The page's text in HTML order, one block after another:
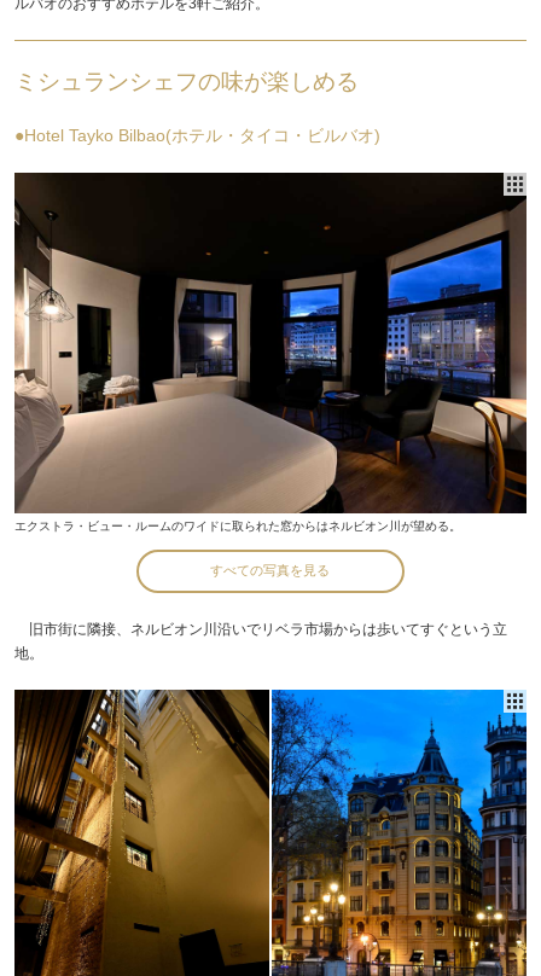
ミシュランシェフの味が楽しめる
●Hotel Tayko Bilbao(ホテル・タイコ・ビルバオ)
エクストラ・ビュー・ルームのワイドに取られた窓からはネルビオン川が望める。
すべての写真を見る
旧市街に隣接、ネルビオン川沿いでリベラ市場からは歩いてすぐという立
地。